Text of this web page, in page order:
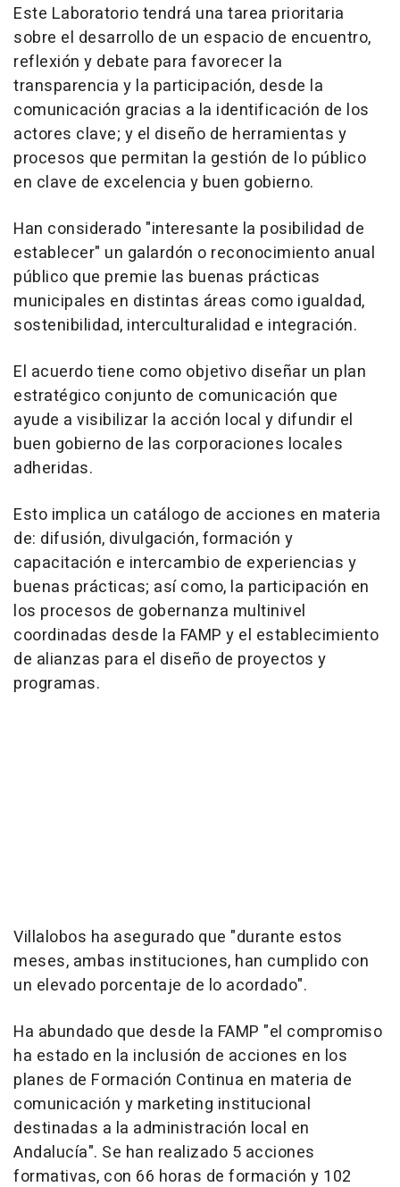
Este Laboratorio tendrá una tarea prioritaria
sobre el desarrollo de un espacio de encuentro,
reflexión y debate para favorecer la
transparencia y la participación, desde la
comunicación gracias a la identificación de los
actores clave; y el diseño de herramientas y
procesos que permitan la gestión de lo público
en clave de excelencia y buen gobierno.
Han considerado "interesante la posibilidad de
establecer" un galardón o reconocimiento anual
público que premie las buenas prácticas
municipales en distintas áreas como igualdad,
sostenibilidad, interculturalidad e integración.
El acuerdo tiene como objetivo diseñar un plan
estratégico conjunto de comunicación que
ayude a visibilizar la acción local y difundir el
buen gobierno de las corporaciones locales
adheridas.
Esto implica un catálogo de acciones en materia
de: difusión, divulgación, formación y
capacitación e intercambio de experiencias y
buenas prácticas; así como, la participación en
los procesos de gobernanza multinivel
coordinadas desde la FAMP y el establecimiento
de alianzas para el diseño de proyectos y
programas.
Villalobos ha asegurado que "durante estos
meses, ambas instituciones, han cumplido con
un elevado porcentaje de lo acordado".
Ha abundado que desde la FAMP "el compromiso
ha estado en la inclusión de acciones en los
planes de Formación Continua en materia de
comunicación y marketing institucional
destinadas a la administración local en
Andalucía". Se han realizado 5 acciones
formativas, con 66 horas de formación y 102